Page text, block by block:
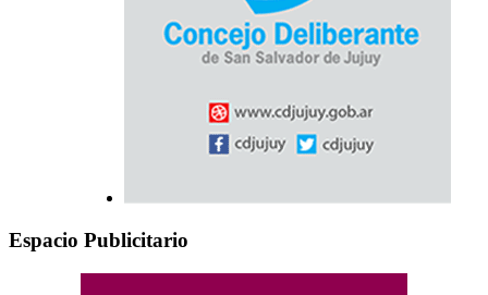
Espacio Publicitario